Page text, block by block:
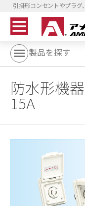
引掛形コンセントやプラグ
製品を探す
防水形機
15A